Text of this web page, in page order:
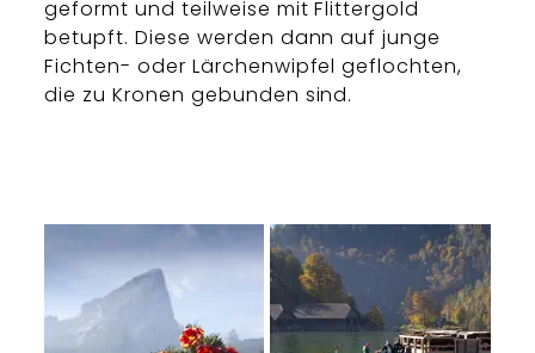
geformt und teilweise mit Flittergold
betupft. Diese werden dann auf junge
Fichten- oder Lärchenwipfel geflochten,
die zu Kronen gebunden sind.